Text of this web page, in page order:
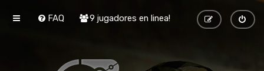
FAQ 9 jugadores en linea!